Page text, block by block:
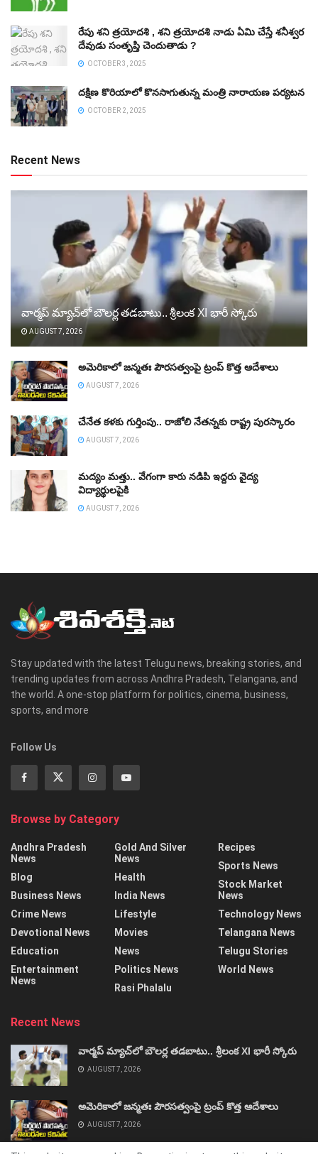
రేపు శని త్రయోదశి , శని త్రయోదశి నాడు ఏమి చేస్తే శనీశ్వర
దేవుడు సంతృప్తి చెందుతాడు ?
OCTOBER 3, 2025
దక్షిణ కొరియాలో కొనసాగుతున్న మంత్రి నారాయణ పర్యటన
OCTOBER 2, 2025
Recent News
వార్మప్‌ మ్యాచ్‌లో బౌలర్ల తడబాటు.. శ్రీలంక XI భారీ స్కోరు
AUGUST 7, 2026
అమెరికాలో జన్మతః పౌరసత్వంపై ట్రంప్‌ కొత్త ఆదేశాలు
AUGUST 7, 2026
చేనేత కళకు గుర్తింపు.. రాజోలి నేతన్నకు రాష్ట్ర పురస్కారం
AUGUST 7, 2026
మద్యం మత్తు.. వేగంగా కారు నడిపి ఇద్దరు వైద్య
విద్యార్థులపైకి
AUGUST 7, 2026
Stay updated with the latest Telugu news, breaking stories, and
trending updates from across Andhra Pradesh, Telangana, and
the world. A one-stop platform for politics, cinema, business,
sports, and more
Follow Us
Browse by Category
Andhra Pradesh
News
Blog
Business News
Crime News
Devotional News
Education
Entertainment
News
Gold And Silver
News
Health
India News
Lifestyle
Movies
News
Politics News
Rasi Phalalu
Recipes
Sports News
Stock Market
News
Technology News
Telangana News
Telugu Stories
World News
Recent News
వార్మప్‌ మ్యాచ్‌లో బౌలర్ల తడబాటు.. శ్రీలంక XI భారీ స్కోరు
AUGUST 7, 2026
అమెరికాలో జన్మతః పౌరసత్వంపై ట్రంప్‌ కొత్త ఆదేశాలు
AUGUST 7, 2026